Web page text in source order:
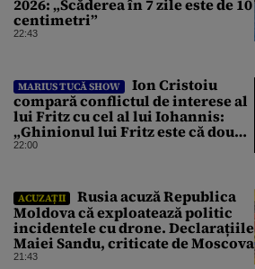
2026: „Scăderea în 7 zile este de 10
centimetri”
22:43
MARIUS TUCĂ SHOW
Ion Cristoiu
compară conflictul de interese al
lui Fritz cu cel al lui Iohannis:
„Ghinionul lui Fritz este că două
instanțe l-au declarat
22:00
ACUZAȚII
Rusia acuză Republica
Moldova că exploatează politic
incidentele cu drone. Declarațiile
Maiei Sandu, criticate de Moscova
21:43